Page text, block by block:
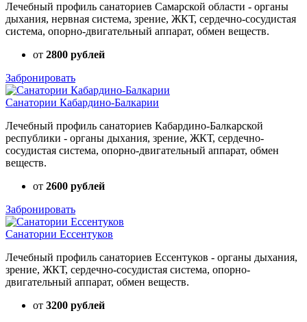
Лечебный профиль санаториев Самарской области - органы
дыхания, нервная система, зрение, ЖКТ, сердечно-сосудистая
система, опорно-двигательный аппарат, обмен веществ.
от 2800 рублей
Забронировать
Санатории Кабардино-Балкарии
Лечебный профиль санаториев Кабардино-Балкарской
республики - органы дыхания, зрение, ЖКТ, сердечно-
сосудистая система, опорно-двигательный аппарат, обмен
веществ.
от 2600 рублей
Забронировать
Санатории Ессентуков
Лечебный профиль санаториев Ессентуков - органы дыхания,
зрение, ЖКТ, сердечно-сосудистая система, опорно-
двигательный аппарат, обмен веществ.
от 3200 рублей